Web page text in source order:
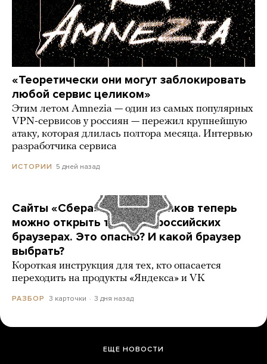
«Теоретически они могут заблокировать
любой сервис целиком»
Этим летом Amnezia — один из самых популярных
VPN-сервисов у россиян — пережил крупнейшую
атаку, которая длилась полтора месяца. Интервью
разработчика сервиса
ИСТОРИИ 5 дней назад
Сайты «Сбера» и других банков теперь
можно открыть только в российских
браузерах. Это опасно? И какой браузер
выбрать?
Короткая инструкция для тех, кто опасается
переходить на продукты «Яндекса» и VK
РАЗБОР 3 карточки 3 дня назад
ЕЩЕ НОВОСТИ